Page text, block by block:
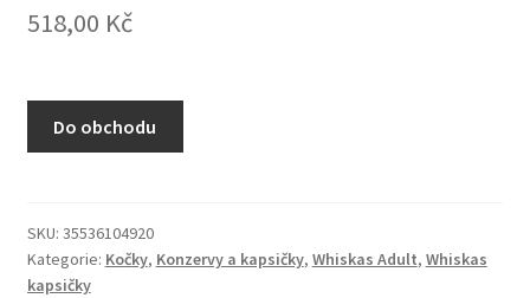
N&D Farmina pro kočky — Italské holistic krmivo
Pamlsky pro kočky
Royal Canin pro kočky
518,00 Kč
Do obchodu
SKU: 35536104920
Kategorie: Kočky, Konzervy a kapsičky, Whiskas Adult, Whiskas
kapsičky